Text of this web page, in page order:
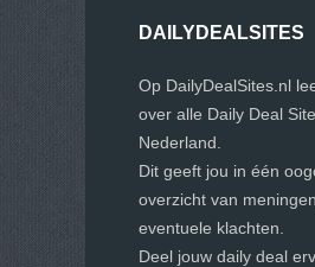
DAILYDEALSITES
Op DailyDealSites.nl
over alle Daily Deal
Nederland.
Dit geeft jou in één
overzicht van
eventuele klachten.
Deel jouw daily deal